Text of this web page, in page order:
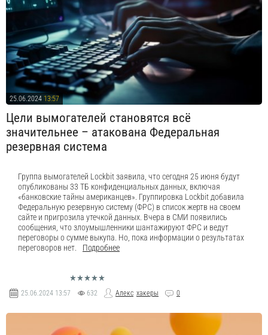
25.06.2024 13:57
Цели вымогателей становятся всё
значительнее – атакована Федеральная
резервная система
Группа вымогателей Lockbit заявила, что сегодня 25 июня будут
опубликованы 33 ТБ конфиденциальных данных, включая
«банковские тайны американцев». Группировка Lockbit добавила
Федеральную резервную систему (ФРС) в список жертв на своем
сайте и пригрозила утечкой данных. Вчера в СМИ появились
сообщения, что злоумышленники шантажируют ФРС и ведут
переговоры о сумме выкупа. Но, пока информации о результатах
переговоров нет.
Подробнее
25.06.2024 13:57 632 Алекс хакеры 0